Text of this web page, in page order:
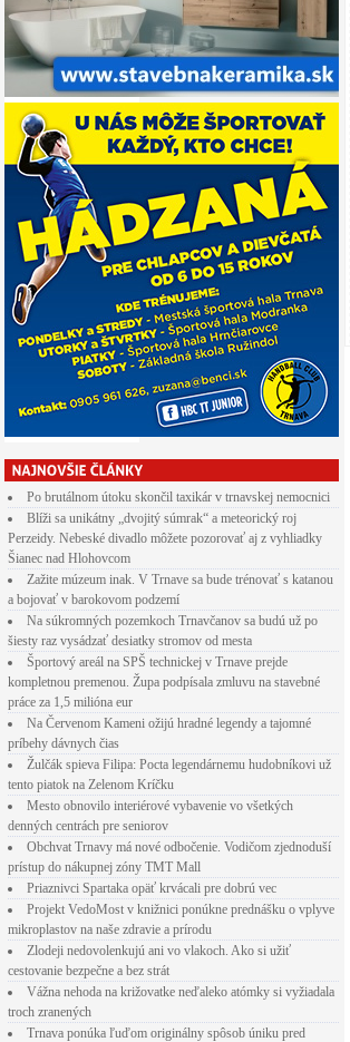
Po brutálnom útoku skončil taxikár v trnavskej nemocnici
Blíži sa unikátny „dvojitý súmrak“ a meteorický roj
Perzeidy. Nebeské divadlo môžete pozorovať aj z vyhliadky
Šianec nad Hlohovcom
Zažite múzeum inak. V Trnave sa bude trénovať s katanou
a bojovať v barokovom podzemí
Na súkromných pozemkoch Trnavčanov sa budú už po
šiesty raz vysádzať desiatky stromov od mesta
Športový areál na SPŠ technickej v Trnave prejde
kompletnou premenou. Župa podpísala zmluvu na stavebné
práce za 1,5 milióna eur
Na Červenom Kameni ožijú hradné legendy a tajomné
príbehy dávnych čias
Žulčák spieva Filipa: Pocta legendárnemu hudobníkovi už
tento piatok na Zelenom Kríčku
Mesto obnovilo interiérové vybavenie vo všetkých
denných centrách pre seniorov
Obchvat Trnavy má nové odbočenie. Vodičom zjednoduší
prístup do nákupnej zóny TMT Mall
Priaznivci Spartaka opäť krvácali pre dobrú vec
Projekt VedoMost v knižnici ponúkne prednášku o vplyve
mikroplastov na naše zdravie a prírodu
Zlodeji nedovolenkujú ani vo vlakoch. Ako si užiť
cestovanie bezpečne a bez strát
Vážna nehoda na križovatke neďaleko atómky si vyžiadala
troch zranených
Trnava ponúka ľuďom originálny spôsob úniku pred